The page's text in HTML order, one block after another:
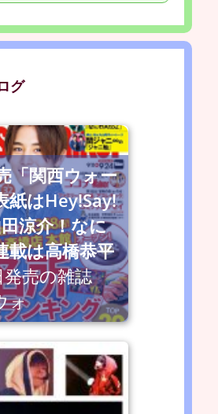
グ
「関西ウォー
紙はHey!Say!
涼介！なに
載は高橋恭平
売の雑誌
ォ